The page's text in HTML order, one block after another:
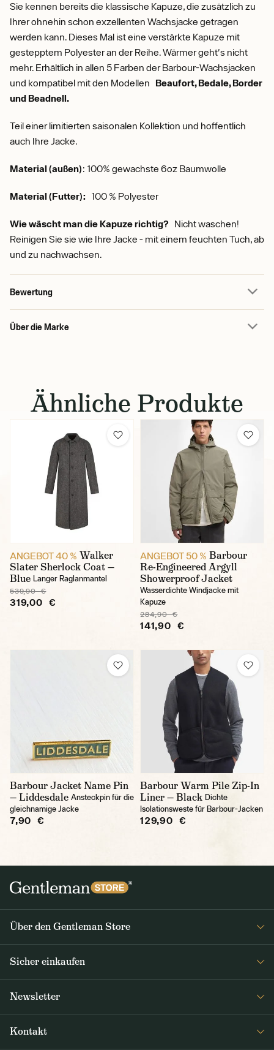
Sie kennen bereits die klassische Kapuze, die zusätzlich zu
Ihrer ohnehin schon exzellenten Wachsjacke getragen
werden kann. Dieses Mal ist eine verstärkte Kapuze mit
gestepptem Polyester an der Reihe. Wärmer geht's nicht
mehr. Erhältlich in allen 5 Farben der Barbour-Wachsjacken
und kompatibel mit den Modellen Beaufort, Bedale, Border
und Beadnell.
Teil einer limitierten saisonalen Kollektion und hoffentlich
auch Ihre Jacke.
Material (außen): 100% gewachste 6oz Baumwolle
Material (Futter): 100 % Polyester
Wie wäscht man die Kapuze richtig? Nicht waschen!
Reinigen Sie sie wie Ihre Jacke - mit einem feuchten Tuch, ab
und zu nachwachsen.
Bewertung
Über die Marke
Ähnliche Produkte
ANGEBOT 40 % Walker
Slater Sherlock Coat —
Blue Langer Raglanmantel
539,90 €
319,00 €
ANGEBOT 50 % Barbour
Re-Engineered Argyll
Showerproof Jacket
Wasserdichte Windjacke mit
Kapuze
284,90 €
141,90 €
Barbour Jacket Name Pin
— Liddesdale Ansteckpin für die
gleichnamige Jacke
7,90 €
Barbour Warm Pile Zip-In
Liner — Black Dichte
Isolationsweste für Barbour-Jacken
129,90 €
Über den Gentleman Store
Journal
Sicher einkaufen
AGB / Datenschutz
Newsletter
Gentleman Store sowie Nachrichten über neue Produkte und
Sonderangebote
Kontakt